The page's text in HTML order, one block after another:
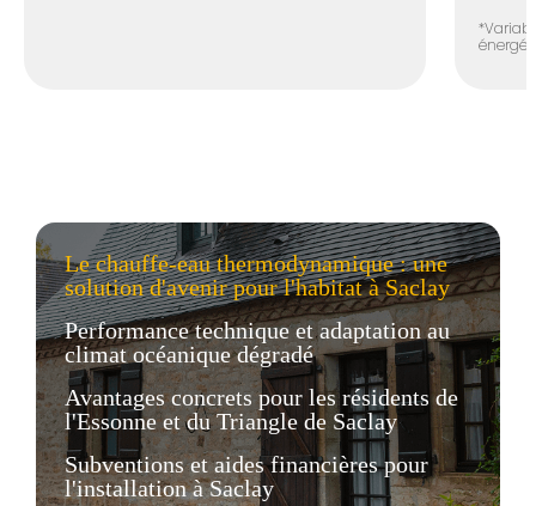
Le chauffe-eau thermodynamique : une
solution d'avenir pour l'habitat à Saclay
Performance technique et adaptation au
climat océanique dégradé
Avantages concrets pour les résidents de
l'Essonne et du Triangle de Saclay
Subventions et aides financières pour
l'installation à Saclay